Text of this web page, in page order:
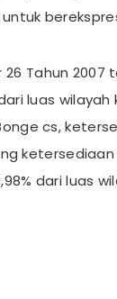
Tahun
luas
cs,
dari luas